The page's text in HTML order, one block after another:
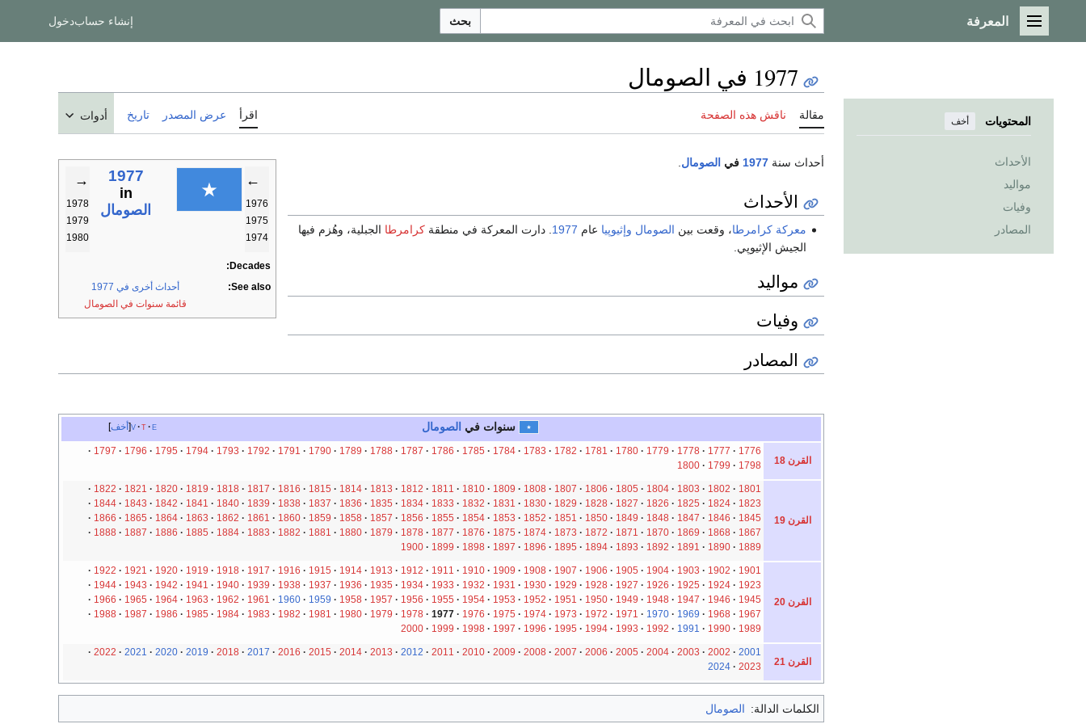
القائمة الرئيسية
المعرفة بحث إنشاء حسابدخول
المحتويات أخف
الأحداث
مواليد
وفيات
المصادر
1977 في الصومال
مقالة ناقش هذه الصفحة اقرأ عرض المصدر تاريخ أدوات
←
1976
1975
1974
1977
in
الصومال
→
1978
1979
1980
Decades:
See also:
أحداث أخرى في 1977
قائمة سنوات في الصومال
أحداث سنة 1977 في الصومال
الأحداث
معركة كرامرطا، وقعت بين الصومال وإثيوپيا عام 1977 . دارت المعركة في منطقةكرامرطا الجبلية، وهُزم فيها
الجيش الإثيوپي.
مواليد
وفيات
المصادر
أخف v t e سنوات في الصومال
القرن 18
1776
1777
1778
1779
1780
1781
1782
1783
1784
1785
1786
1787
1788
1789
1790
1791
1792
1793
1794
1795
1796
1797
1798
1799
1800
القرن 19
1801
1802
1803
1804
1805
1806
1807
1808
1809
1810
1811
1812
1813
1814
1815
1816
1817
1818
1819
1820
1821
1822
1823
1824
1825
1826
1827
1828
1829
1830
1831
1832
1833
1834
1835
1836
1837
1838
1839
1840
1841
1842
1843
1844
1845
1846
1847
1848
1849
1850
1851
1852
1853
1854
1855
1856
1857
1858
1859
1860
1861
1862
1863
1864
1865
1866
1867
1868
1869
1870
1871
1872
1873
1874
1875
1876
1877
1878
1879
1880
1881
1882
1883
1884
1885
1886
1887
1888
1889
1890
1891
1892
1893
1894
1895
1896
1897
1898
1899
1900
القرن 20
1901
1902
1903
1904
1905
1906
1907
1908
1909
1910
1911
1912
1913
1914
1915
1916
1917
1918
1919
1920
1921
1922
1923
1924
1925
1926
1927
1928
1929
1930
1931
1932
1933
1934
1935
1936
1937
1938
1939
1940
1941
1942
1943
1944
1945
1946
1947
1948
1949
1950
1951
1952
1953
1954
1955
1956
1957
1958
1959
1960
1961
1962
1963
1964
1965
1966
1967
1968
1969
1970
1971
1972
1973
1974
1975
1976
1977
1978
1979
1980
1981
1982
1983
1984
1985
1986
1987
1988
1989
1990
1991
1992
1993
1994
1995
1996
1997
1998
1999
2000
القرن 21
2001
2002
2003
2004
2005
2006
2007
2008
2009
2010
2011
2012
2013
2014
2015
2016
2017
2018
2019
2020
2021
2022
2023
2024
الكلمات الدالة: الصومال